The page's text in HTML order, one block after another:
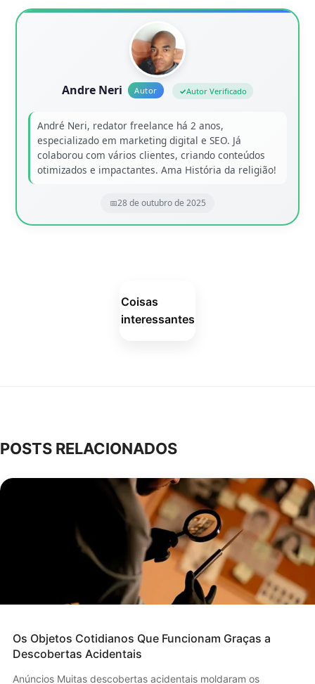
Andre Neri Autor Verificado
André Neri, redator freelance há 2 anos,
especializado em marketing digital e SEO. Já
colaborou com vários clientes, criando conteúdos
otimizados e impactantes. Ama História da religião!
28 de outubro de 2025
Coisas
interessantes
POSTS RELACIONADOS
Os Objetos Cotidianos Que Funcionam Graças a
Descobertas Acidentais
Anúncios Muitas descobertas acidentais moldaram os